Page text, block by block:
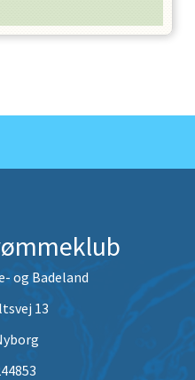
og Badeland
13